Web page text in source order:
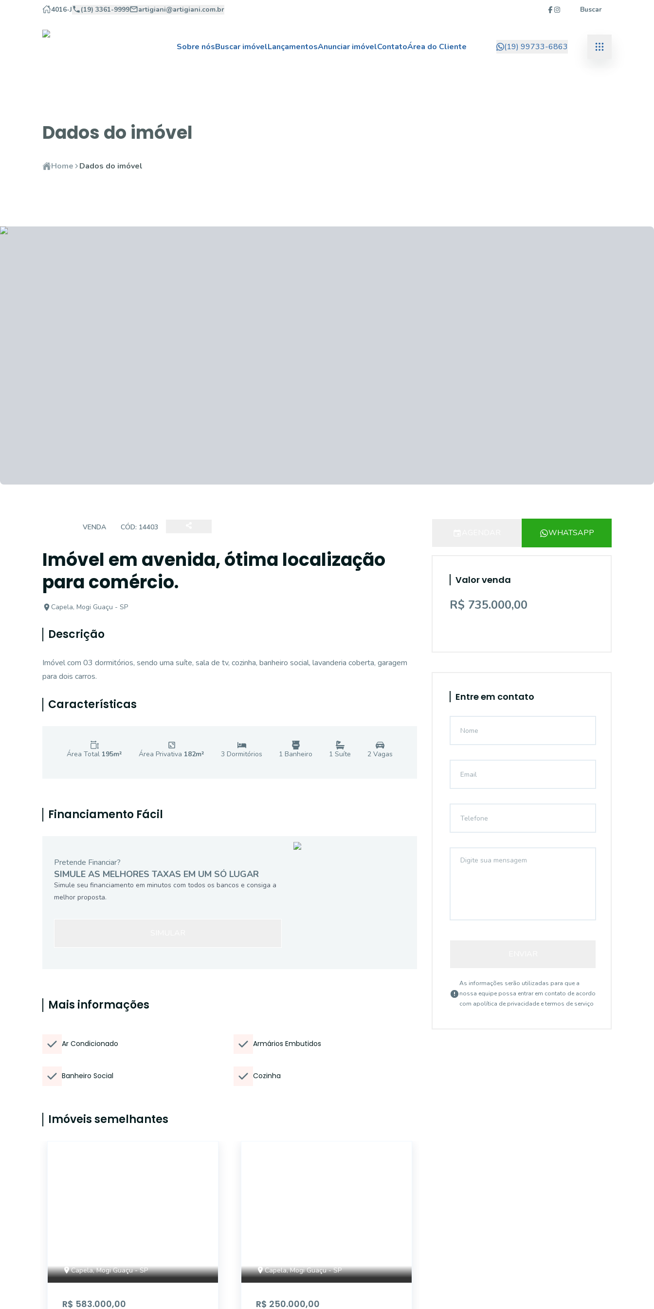
4016-J (19) 3361-9999 artigiani@artigiani.com.br Buscar
Sobre nósBuscar imóvelLançamentosAnunciar imóvelContatoÁrea do Cliente (19) 99733-6863
Dados do imóvel
Home Dados do imóvel
VENDA CÓD: 14403
Imóvel em avenida, ótima localização
para comércio.
Capela, Mogi Guaçu - SP
Descrição
Imóvel com 03 dormitórios, sendo uma suíte, sala de tv, cozinha, banheiro social, lavanderia coberta, garagem
para dois carros.
Características
Área Total 195m² Área Privativa 182m² 3 Dormitórios 1 Banheiro 1 Suíte 2 Vagas
Financiamento Fácil
Pretende Financiar?
SIMULE AS MELHORES TAXAS EM UM SÓ LUGAR
Simule seu financiamento em minutos com todos os bancos e consiga a
melhor proposta.
Mais informações
Ar Condicionado Armários Embutidos
Banheiro Social Cozinha
Imóveis semelhantes
Capela, Mogi Guaçu - SP
R$ 583.000,00
Capela, Mogi Guaçu - SP
R$ 250.000,00
WHATSAPP
Valor venda
R$ 735.000,00
Entre em contato
As informações serão utilizadas para que a
nossa equipe possa entrar em contato de acordo
com apolítica de privacidade e termos de serviço